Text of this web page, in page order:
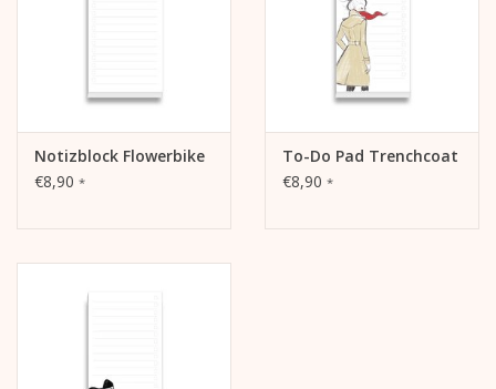
Kera Till X THERESIENTHAL
Kera Till X GMEINER
Notizblock Flowerbike
€8,90 *
To-Do Pad Trenchcoat
€8,90 *